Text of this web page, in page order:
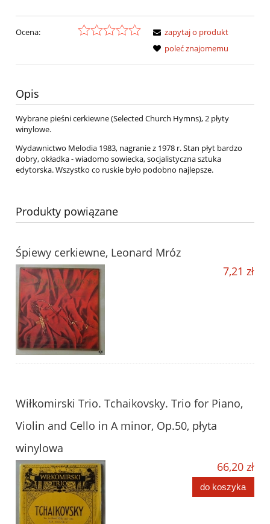
Ocena:
zapytaj o produkt
poleć znajomemu
Opis
Wybrane pieśni cerkiewne (Selected Church Hymns), 2 płyty
winylowe.
Wydawnictwo Melodia 1983, nagranie z 1978 r. Stan płyt bardzo
dobry, okładka - wiadomo sowiecka, socjalistyczna sztuka
edytorska. Wszystko co ruskie było podobno najlepsze.
Produkty powiązane
Śpiewy cerkiewne, Leonard Mróz
7,21 zł
Wiłkomirski Trio. Tchaikovsky. Trio for Piano,
Violin and Cello in A minor, Op.50, płyta
winylowa
66,20 zł
do koszyka